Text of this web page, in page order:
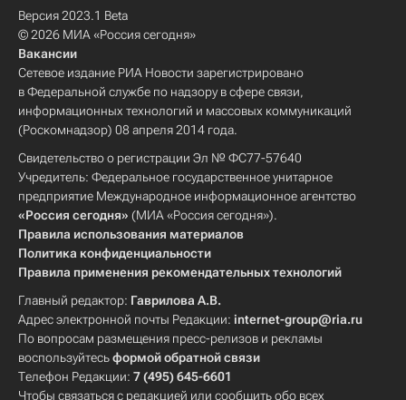
Версия 2023.1 Beta
© 2026 МИА «Россия сегодня»
Вакансии
Сетевое издание РИА Новости зарегистрировано
в Федеральной службе по надзору в сфере связи,
информационных технологий и массовых коммуникаций
(Роскомнадзор) 08 апреля 2014 года.
Свидетельство о регистрации Эл № ФС77-57640
Учредитель: Федеральное государственное унитарное
предприятие Международное информационное агентство
«Россия сегодня» (МИА «Россия сегодня»).
Правила использования материалов
Политика конфиденциальности
Правила применения рекомендательных технологий
Главный редактор: Гаврилова А.В.
Адрес электронной почты Редакции: internet-group@ria.ru
По вопросам размещения пресс-релизов и рекламы
воспользуйтесьформой обратной связи
Телефон Редакции: 7 (495) 645-6601
Чтобы связаться с редакцией или сообщить обо всех